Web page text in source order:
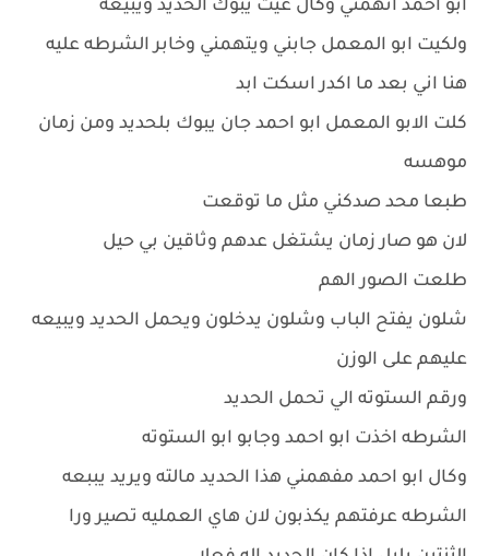
ابو احمد اتهمني وكال غيث يبوك الحديد ويبيعه
ولكيت ابو المعمل جابني ويتهمني وخابر الشرطه عليه
هنا اني بعد ما اكدر اسكت ابد
كلت الابو المعمل ابو احمد جان يبوك بلحديد ومن زمان
موهسه
طبعا محد صدكني مثل ما توقعت
لان هو صار زمان يشتغل عدهم وثاقين بي حيل
طلعت الصور الهم
شلون يفتح الباب وشلون يدخلون ويحمل الحديد ويبيعه
عليهم على الوزن
ورقم الستوته الي تحمل الحديد
الشرطه اخذت ابو احمد وجابو ابو الستوته
وكال ابو احمد مفهمني هذا الحديد مالته ويريد يببعه
الشرطه عرفتهم يكذبون لان هاي العمليه تصير ورا